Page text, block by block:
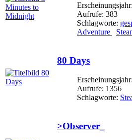
Aufrufe: 383
Schlagworte:
Adventure
80 Days
Aufrufe: 1356
Schlagworte:
>Observer_